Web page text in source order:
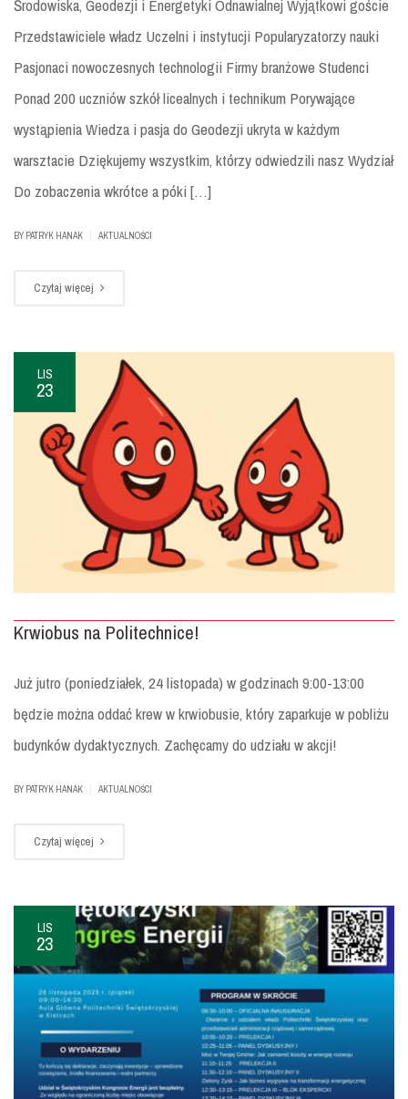
Środowiska, Geodezji i Energetyki Odnawialnej Wyjątkowi goście
Przedstawiciele władz Uczelni i instytucji Popularyzatorzy nauki
Pasjonaci nowoczesnych technologii Firmy branżowe Studenci
Ponad 200 uczniów szkół licealnych i technikum Porywające
wystąpienia Wiedza i pasja do Geodezji ukryta w każdym
warsztacie Dziękujemy wszystkim, którzy odwiedzili nasz Wydział
Do zobaczenia wkrótce a póki […]
BY PATRYK HANAK AKTUALNOŚCI
Czytaj więcej
LIS
23
Krwiobus na Politechnice!
Już jutro (poniedziałek, 24 listopada) w godzinach 9:00-13:00
będzie można oddać krew w krwiobusie, który zaparkuje w pobliżu
budynków dydaktycznych. Zachęcamy do udziału w akcji!
BY PATRYK HANAK AKTUALNOŚCI
Czytaj więcej
LIS
23